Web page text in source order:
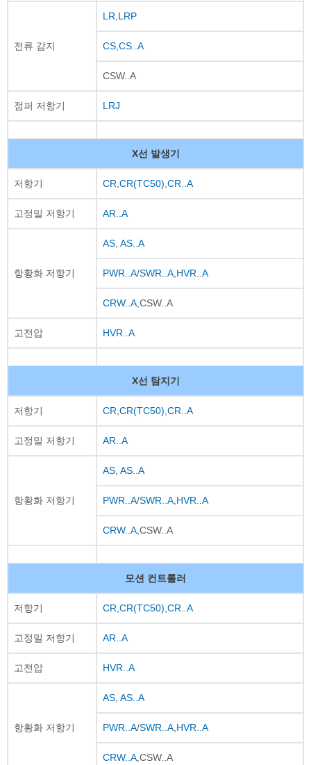
전류 감지
LR LRP
CS ,CS..A
CSW..A
점퍼 저항기 LRJ
X선 발생기
저항기 CR CR(TC50) CR..A
고정밀 저항기 AR..A
항황화 저항기
AS AS..A
PWR..A/SWR..A HVR..A
CRW..A ,CSW..A
고전압 HVR..A
X선 탐지기
저항기 CR CR(TC50) CR..A
고정밀 저항기 AR..A
항황화 저항기
AS AS..A
PWR..A/SWR..A HVR..A
CRW..A ,CSW..A
모션 컨트롤러
저항기 CR CR(TC50) CR..A
고정밀 저항기 AR..A
고전압 HVR..A
항황화 저항기
AS AS..A
PWR..A/SWR..A HVR..A
CRW..A ,CSW..A